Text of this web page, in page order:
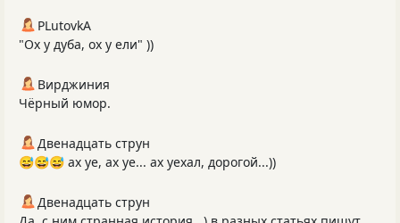
PLutоvkА
"Ох у дуба, ох у ели" ))
Вирджиния
Чёрный юмор.
Двенадцать струн
😅😅😅 ах уе, ах уе... ах уехал, дорогой...))
Двенадцать струн